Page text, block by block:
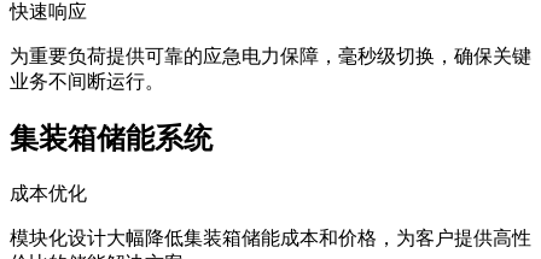
快速响应
为重要负荷提供可靠的应急电力保障，毫秒级切换，确保关键
业务不间断运行。
集装箱储能系统
成本优化
模块化设计大幅降低集装箱储能成本和价格，为客户提供高性